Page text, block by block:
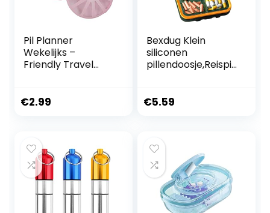
Pil Planner
Wekelijks –
Friendly Travel
Organizer,Doorzic
kabeljauwleverolie,
supplementen
€2.99
Bexdug Klein
siliconen
pillendoosje,Reispill
organizer,Supplem
gesorteerde
opbergdoos voor
zakgeldmedicijnen
€5.59